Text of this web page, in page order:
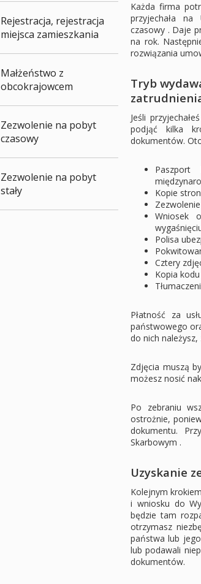
Każda firma
przyjechała
czasowy . Daje
na rok.
rozwiązania
Tryb
Jeśli
podjąć kilka
dokumentów.
Kopie
Wniosek
Polisa
Cztery
Kopia
Płatność za
państwowego
do nich
Zdjęcia muszą
możesz nosić
Po zebraniu
ostrożnie,
dokumentu.
Skarbowym .
Uzyskanie
Kolejnym
i wniosku do
będzie tam
otrzymasz
państwa lub
lub podawali
dokumentów.
Rejestracja, rejestracja
miejsca zamieszkania
Małżeństwo z
obcokrajowcem
Zezwolenie na pobyt
czasowy
Zezwolenie na pobyt
stały